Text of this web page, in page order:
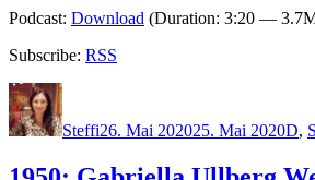
Podcast: Download (Duration: 3:20 —
Subscribe: RSS
Autor
Steffi26. Mai 202025. Mai 2020D,